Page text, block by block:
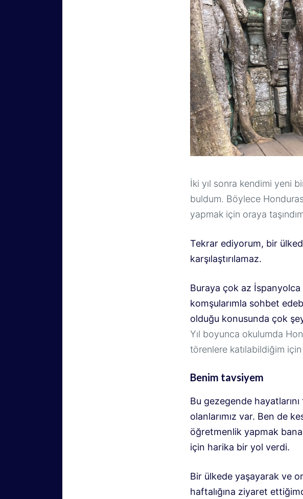
İki yıl sonra kendimi yeni
buldum. Böylece
yapmak için oraya
Tekrar ediyorum, bir
karşılaştırılamaz.
Buraya çok az
komşularımla sohbet
olduğu konusunda çok
Yıl boyunca okulumda
törenlere katılabildiğim
Benim tavsiyem
Bu gezegende
olanlarımız var. Ben de
öğretmenlik yapmak
için harika bir yol verdi.
Bir ülkede yaşayarak ve
haftalığına ziyaret